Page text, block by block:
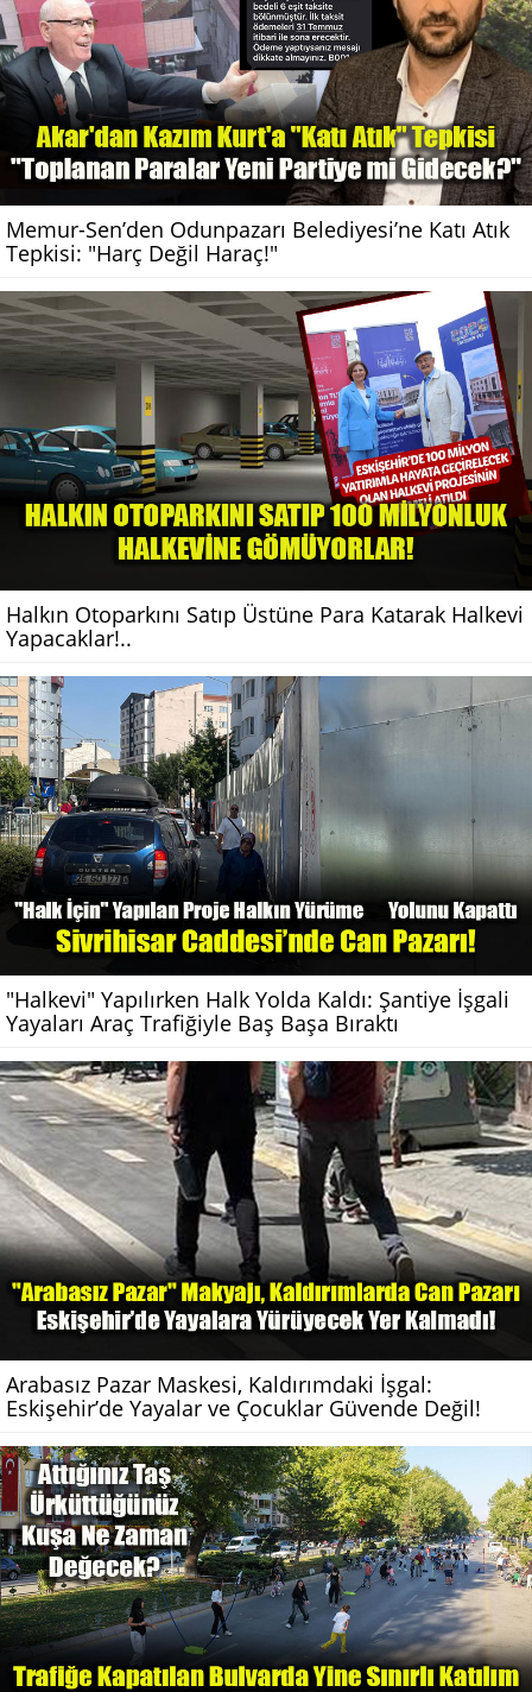
Memur-Sen’den Odunpazarı Belediyesi’ne Katı Atık
Tepkisi: "Harç Değil Haraç!"
Halkın Otoparkını Satıp Üstüne Para Katarak Halkevi
Yapacaklar!..
"Halkevi" Yapılırken Halk Yolda Kaldı: Şantiye İşgali
Yayaları Araç Trafiğiyle Baş Başa Bıraktı
Arabasız Pazar Maskesi, Kaldırımdaki İşgal:
Eskişehir’de Yayalar ve Çocuklar Güvende Değil!